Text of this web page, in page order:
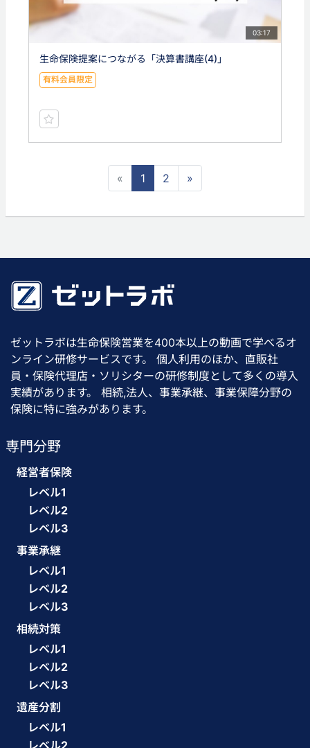
03:17
生命保険提案につながる「決算書講座(4)」
有料会員限定
« 1 2 »
ゼットラボは生命保険営業を400本以上の動画で学べるオ
ンライン研修サービスです。 個人利用のほか、直販社
員・保険代理店・ソリシターの研修制度として多くの導入
実績があります。 相続,法人、事業承継、事業保障分野の
保険に特に強みがあります。
専門分野
経営者保険
レベル1
レベル2
レベル3
事業承継
レベル1
レベル2
レベル3
相続対策
レベル1
レベル2
レベル3
遺産分割
レベル1